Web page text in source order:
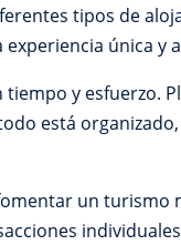
tipos de
única y
y esfuerzo.
está
un turismo